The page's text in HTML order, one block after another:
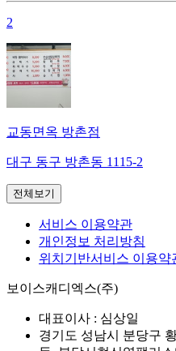
2
교동면옥 방촌점
대구 동구 방촌동 1115-2
전체보기
서비스 이용약관
개인정보 처리방침
위치기반서비스 이용약
보이스캐디엑스(주)
대표이사 : 심상일
경기도 성남시 분당구